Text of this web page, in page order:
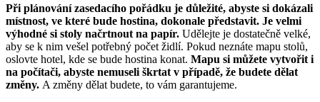
Při plánování zasedacího pořádku je důležité, abyste si dokázali
místnost, ve které bude hostina, dokonale představit. Je velmi
výhodné si stoly načrtnout na papír. Udělejte je dostatečně velké,
aby se k nim vešel potřebný počet židlí. Pokud neznáte mapu stolů,
oslovte hotel, kde se bude hostina konat. Mapu si můžete vytvořit i
na počítači, abyste nemuseli škrtat v případě, že budete dělat
změny. A změny dělat budete, to vám garantujeme.